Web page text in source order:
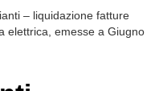
– liquidazione fatture
elettrica, emesse a Giugno